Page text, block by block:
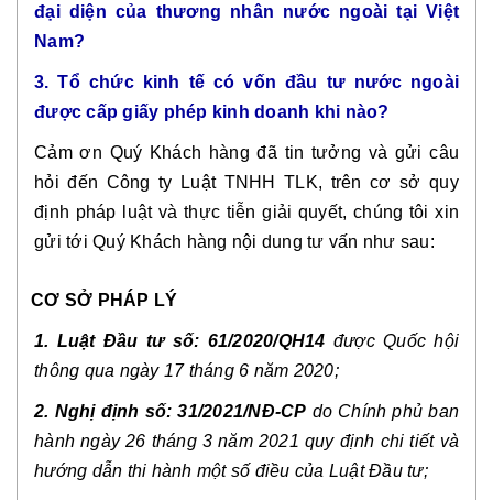
đại diện của thương nhân nước ngoài tại Việt
Nam?
3.Tổ chức kinh tế có vốn đầu tư nước ngoài
được cấp giấy phép kinh doanh khi nào?
Cảm ơn Quý Khách hàng đã tin tưởng và gửi câu
hỏi đến Công ty Luật TNHH TLK, trên cơ sở quy
định pháp luật và thực tiễn giải quyết, chúng tôi xin
gửi tới Quý Khách hàng nội dung tư vấn như sau:
CƠ SỞ PHÁP LÝ
1. Luật Đầu tư số: 61/2020/QH14 được Quốc hội
thông qua ngày 17 tháng 6 năm 2020;
2. Nghị định số: 31/2021/NĐ-CP do Chính phủ ban
hành ngày 26 tháng 3 năm 2021 quy định chi tiết và
hướng dẫn thi hành một số điều của Luật Đầu tư;